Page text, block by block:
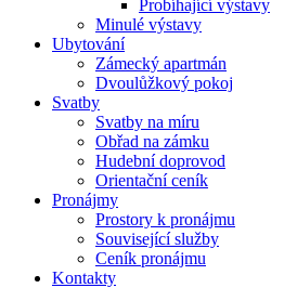
Probíhající výstavy
Minulé výstavy
Ubytování
Zámecký apartmán
Dvoulůžkový pokoj
Svatby
Svatby na míru
Obřad na zámku
Hudební doprovod
Orientační ceník
Pronájmy
Prostory k pronájmu
Související služby
Ceník pronájmu
Kontakty